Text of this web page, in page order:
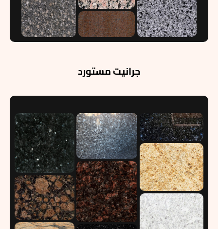
جرانيت مستورد